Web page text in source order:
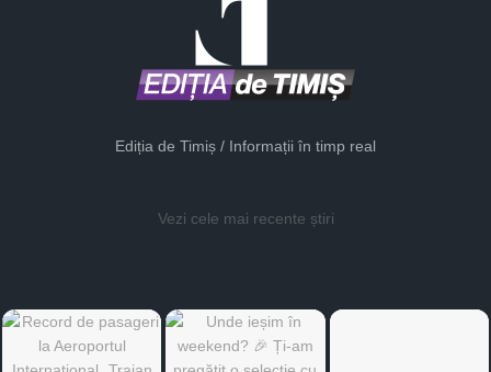
Ediția de Timiș / Informații în timp real
Vezi cele mai recente știri